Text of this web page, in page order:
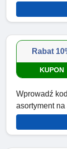
Rabat
KUPON
Wprowadź
asortyment